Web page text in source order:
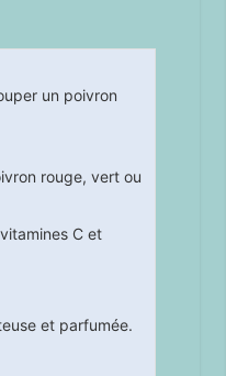
rouge, vert ou
C et
et parfumée.